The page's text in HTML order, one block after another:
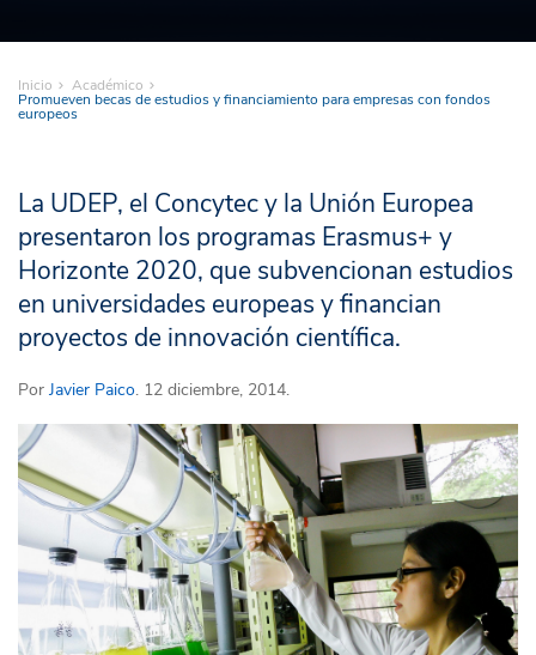
Inicio Académico
Promueven becas de estudios y financiamiento para empresas con fondos
europeos
La UDEP, el Concytec y la Unión Europea
presentaron los programas Erasmus+ y
Horizonte 2020, que subvencionan estudios
en universidades europeas y financian
proyectos de innovación científica.
Por Javier Paico. 12 diciembre, 2014.